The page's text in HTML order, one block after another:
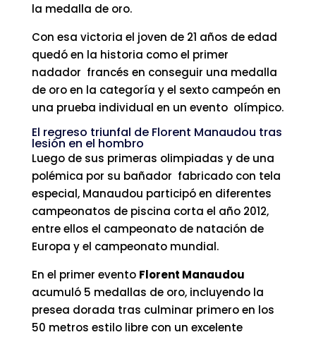
la medalla de oro.
Con esa victoria el joven de 21 años de edad
quedó en la historia como el primer
nadador francés en conseguir una medalla
de oro en la categoría y el sexto campeón en
una prueba individual en un evento olímpico.
El regreso triunfal de Florent Manaudou tras
lesión en el hombro
Luego de sus primeras olimpiadas y de una
polémica por su bañador fabricado con tela
especial, Manaudou participó en diferentes
campeonatos de piscina corta el año 2012,
entre ellos el campeonato de natación de
Europa y el campeonato mundial.
En el primer evento Florent Manaudou
acumuló 5 medallas de oro, incluyendo la
presea dorada tras culminar primero en los
50 metros estilo libre con un excelente